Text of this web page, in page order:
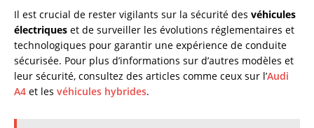
Il est crucial de rester vigilants sur la sécurité des véhicules
électriques et de surveiller les évolutions réglementaires et
technologiques pour garantir une expérience de conduite
sécurisée. Pour plus d’informations sur d’autres modèles et
leur sécurité, consultez des articles comme ceux sur l’Audi
A4 et les véhicules hybrides.